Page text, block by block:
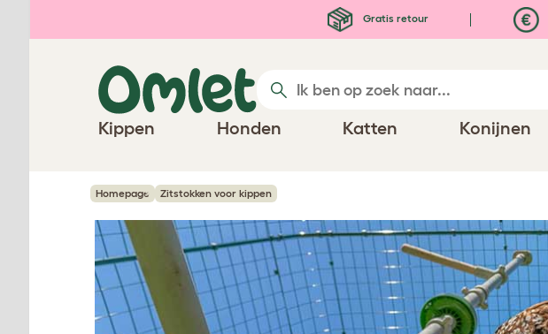
Gratis retour
Kippen Honden Katten Konijnen
Homepage Zitstokken voor kippen